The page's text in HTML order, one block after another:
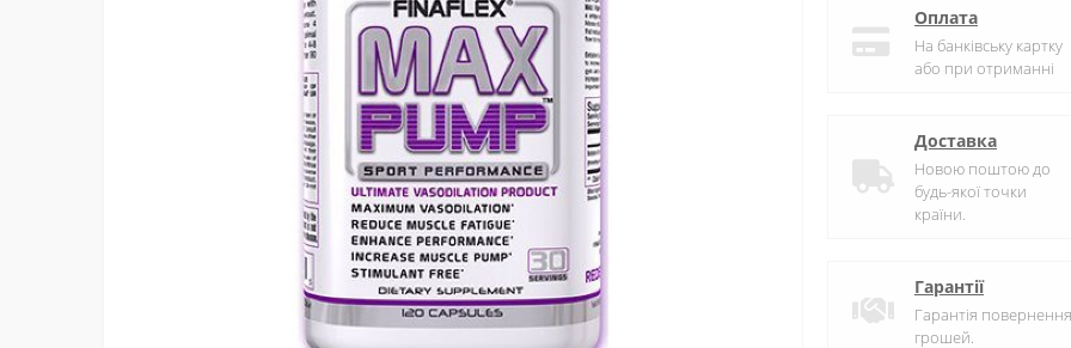
Оплата
На банківську картку
або при отриманні
Доставка
Новою поштою до
будь-якої точки
країни.
Гарантії
Гарантія повернення
грошей.